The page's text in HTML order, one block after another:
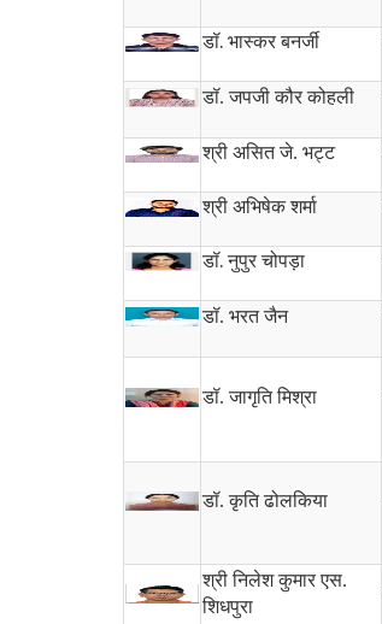
डॉ. भास्कर बनर्जी
डॉ. जपजी कौर कोहली
श्री असित जे. भट्ट
श्री अभिषेक शर्मा
डॉ.नुपुर चोपड़ा
डॉ. भरत जैन
डॉ. जागृति मिश्रा
डॉ. कृति ढोलकिया
श्री निलेश कुमार एस.
शिधपुरा